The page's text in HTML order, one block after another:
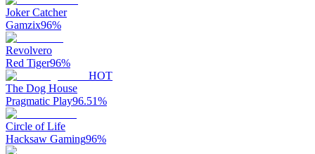
Joker Catcher
Gamzix96%
Revolvero
Red Tiger96%
HOT
The Dog House
Pragmatic Play96.51%
Circle of Life
Hacksaw Gaming96%